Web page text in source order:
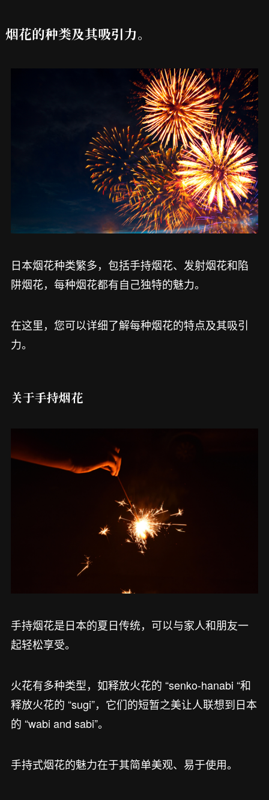
烟花的种类及其吸引力。
日本烟花种类繁多，包括手持烟花、发射烟花和陷
阱烟花，每种烟花都有自己独特的魅力。
在这里，您可以详细了解每种烟花的特点及其吸引
力。
关于手持烟花
手持烟花是日本的夏日传统，可以与家人和朋友一
起轻松享受。
火花有多种类型，如释放火花的 “senko-hanabi “和
释放火花的 “sugi”，它们的短暂之美让人联想到日本
的 “wabi and sabi”。
手持式烟花的魅力在于其简单美观、易于使用。